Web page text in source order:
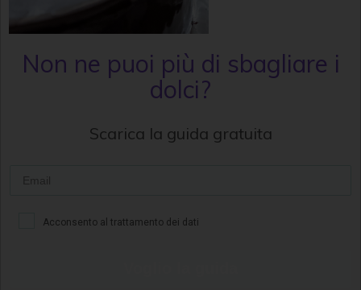
Non ne puoi più di sbagliare i
dolci?
Scarica la guida gratuita
Acconsento al trattamento dei dati